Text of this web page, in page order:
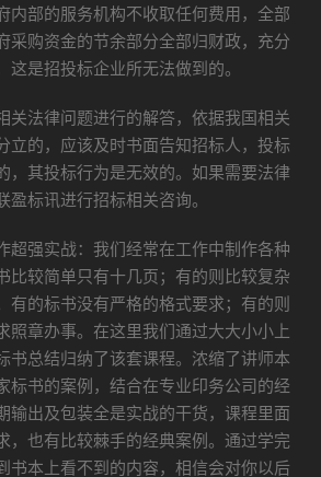
内部的服务机构不收取任何费用，全部
采购资金的节余部分全部归财政，充分
是招投标企业所无法做到的。
关法律问题进行的解答，依据我国相关
立的，应该及时书面告知招标人，投标
，其投标行为是无效的。如果需要法律
标讯进行招标相关咨询。
超强实战：我们经常在工作中制作各种
比较简单只有十几页；有的则比较复杂
有的标书没有严格的格式要求；有的则
照章办事。在这里我们通过大大小小上
书总结归纳了该套课程。浓缩了讲师本
标书的案例，结合在专业印务公司的经
输出及包装全是实战的干货，课程里面
，也有比较棘手的经典案例。通过学完
书本上看不到的内容，相信会对你以后